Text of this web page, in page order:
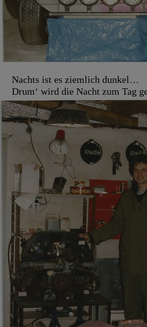
Nachts ist es ziemlich dunkel…
Drum‘ wird die Nacht zum Tag